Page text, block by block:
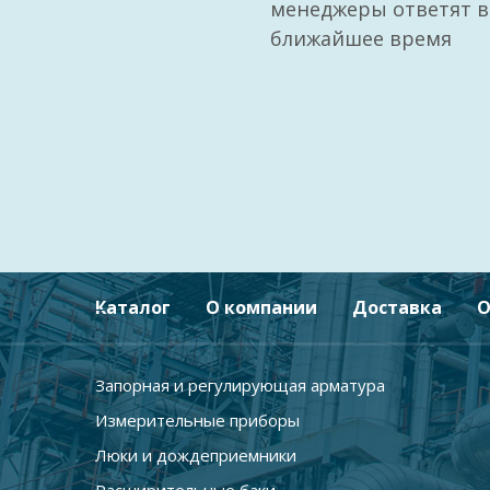
менеджеры ответят
ближайшее время
Каталог О компании Доставка
Запорная и регулирующая арматура
Измерительные приборы
Люки и дождеприемники